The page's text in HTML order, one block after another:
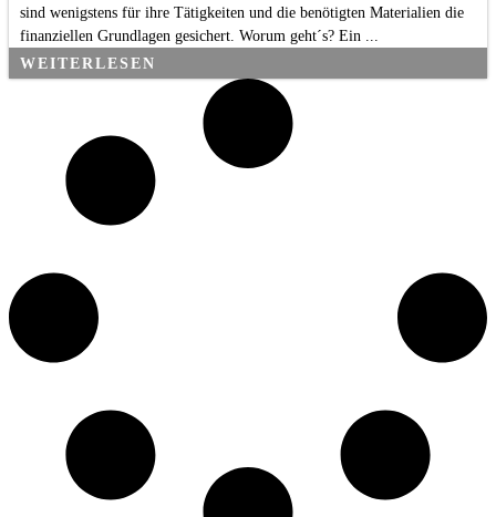
sind wenigstens für ihre Tätigkeiten und die benötigten Materialien die
finanziellen Grundlagen gesichert. Worum geht´s? Ein ...
WEITERLESEN